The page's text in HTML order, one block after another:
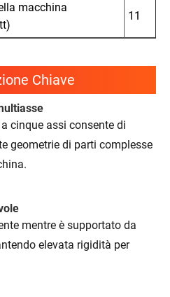
macchina
11
Chiave
cinque assi consente di
geometrie di parti complesse
mentre è supportato da
elevata rigidità per